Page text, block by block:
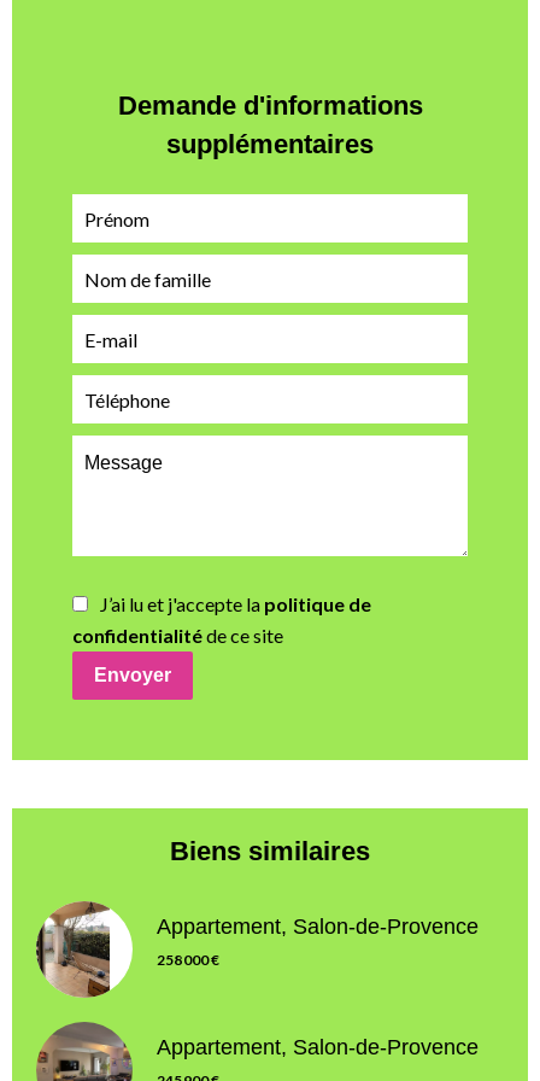
Demande d'informations
supplémentaires
J’ai lu et j'accepte la politique de
confidentialitéde ce site
Envoyer
Biens similaires
Appartement, Salon-de-Provence
258 000 €
Appartement, Salon-de-Provence